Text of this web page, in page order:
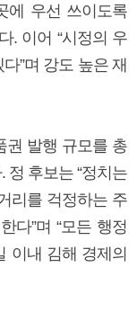
에 우선 쓰이도록
. 이어 “시정의 우
”며 강도 높은 재
권 발행 규모를 총
정 후보는 “정치는
리를 걱정하는 주
다”며 “모든 행정
이내 김해 경제의